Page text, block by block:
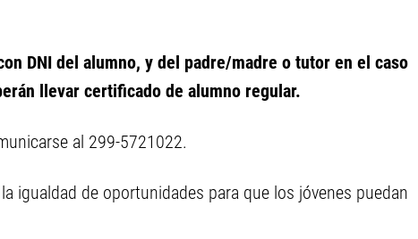
DNI del alumno, y del padre/madre o tutor en el caso
llevar certificado de alumno regular.
al 299-5721022.
igualdad de oportunidades para que los jóvenes puedan